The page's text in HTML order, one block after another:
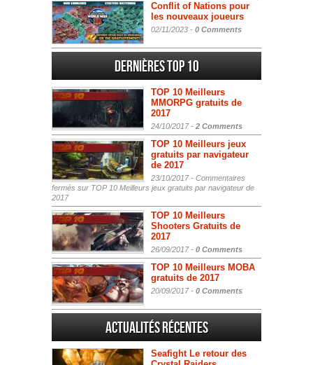
Conflit of Nations pour
les nouveaux joueurs
02/11/2023 - 0 Comments
Dernières Top 10
TOP 10 Meilleurs
MMORPG gratuits de
2017
24/10/2017 - 2 Comments
TOP 10 Meilleurs jeux
gratuits par navigateur
de 2017
23/10/2017 - Commentaires
fermés sur TOP 10 Meilleurs jeux gratuits par navigateur de
2017
TOP 10 Meilleurs
Shooters Gratuits de
2017
26/09/2017 - 0 Comments
TOP 10 Meilleurs MOBA
gratuits de 2017
20/09/2017 - 0 Comments
Actualités Récentes
Seafight Le retour des